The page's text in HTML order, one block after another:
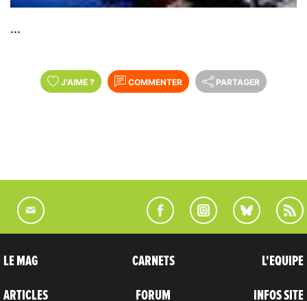
...
J'AIME ? COMMENTER PARTAGER
LE MAG
ARTICLES
CARNETS
FORUM
L'EQUIPE
INFOS SITE